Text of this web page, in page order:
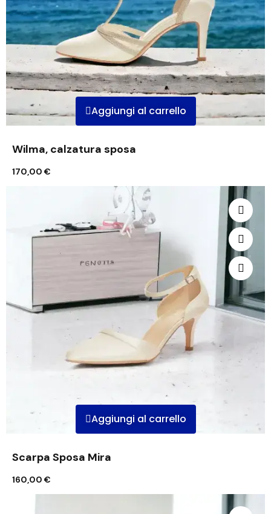
Aggiungi al carrello
Wilma, calzatura sposa
170,00 €
Aggiungi al carrello
Scarpa Sposa Mira
160,00 €